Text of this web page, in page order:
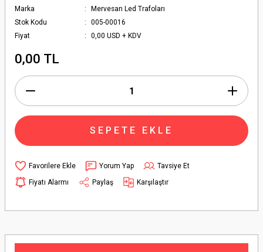
Marka
Mervesan Led Trafoları
Stok Kodu
005-00016
Fiyat
0,00 USD + KDV
0,00 TL
SEPETE EKLE
Yorum Yap
Tavsiye Et
Fiyatı Alarmı
Paylaş Karşılaştır